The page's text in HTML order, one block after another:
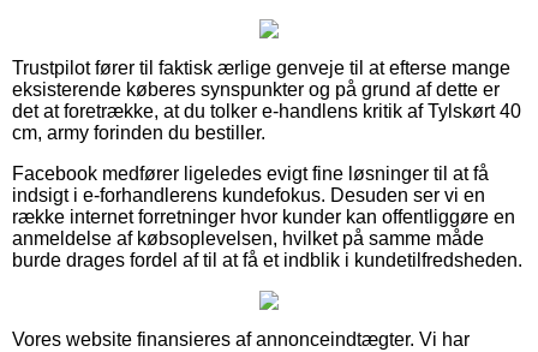
Trustpilot fører til faktisk ærlige genveje til at efterse mange
eksisterende køberes synspunkter og på grund af dette er
det at foretrække, at du tolker e-handlens kritik af Tylskørt 40
cm, army forinden du bestiller.
Facebook medfører ligeledes evigt fine løsninger til at få
indsigt i e-forhandlerens kundefokus. Desuden ser vi en
række internet forretninger hvor kunder kan offentliggøre en
anmeldelse af købsoplevelsen, hvilket på samme måde
burde drages fordel af til at få et indblik i kundetilfredsheden.
Vores website finansieres af annonceindtægter. Vi har